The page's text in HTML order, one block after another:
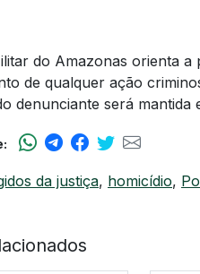
do Amazonas orienta
de qualquer ação
denunciante será mantida
da justiça, homicídio,